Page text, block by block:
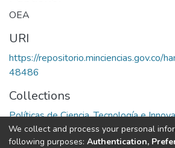
OEA
URI
https://repositorio.minciencias.gov.co/
48486
Collections
Políticas de Ciencia, Tecnología e
Full item page
We collect and process your personal
following purposes: Authentication,